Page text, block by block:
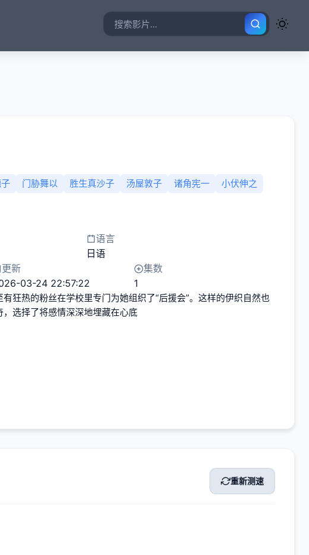
门胁舞以 胜生真沙子 汤屋敦子 诸角宪一
小伏伸之
语言
日语
更新
03-24 22:57:22
集数
1
狂热的粉丝在学校里专门为她组织了“后援会”。这样的伊织自然也
选择了将感情深深地埋藏在心底
重新测速